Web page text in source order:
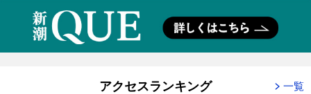
アクセスランキング 一覧